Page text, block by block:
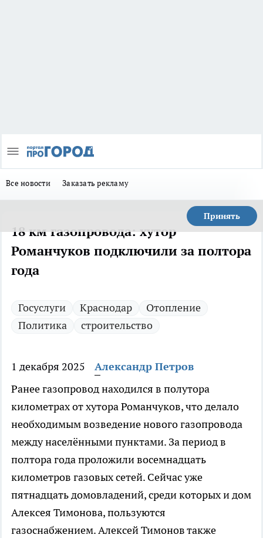
Все новости Заказать рекламу
Принять
18 км газопровода: хутор
Романчуков подключили за полтора
года
Госуслуги Краснодар
Отопление
Политика
строительство
1 декабря 2025
Александр Петров
Ранее газопровод находился в полутора
километрах от хутора Романчуков, что делало
необходимым возведение нового газопровода
между населёнными пунктами. За период в
полтора года проложили восемнадцать
километров газовых сетей. Сейчас уже
пятнадцать домовладений, среди которых и дом
Алексея Тимонова, пользуются
газоснабжением. Алексей Тимонов также